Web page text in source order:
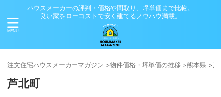
ハウスメーカーの評判・価格や間取り、坪単価まで比較。
良い家をローコストで安く建てるノウハウ満載。
注⽂住宅ハウスメーカーマガジン >物件価格・坪単価の推移 >熊本県 >芦
芦北町